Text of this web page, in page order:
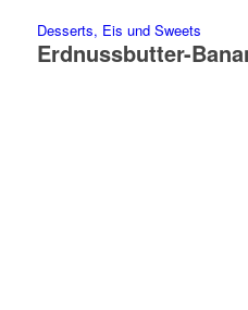
Desserts, Eis und Sweets
Erdnussbutter-